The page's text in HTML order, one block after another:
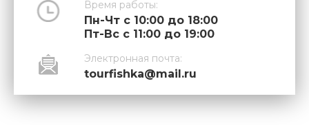
Время работы:
Пн-Чт с 10:00 до 18:00
Пт-Вс с 11:00 до 19:00
Электронная почта:
tourfishka@mail.ru